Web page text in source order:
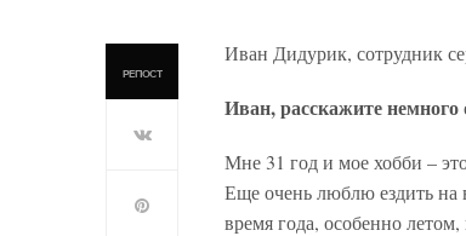
РЕПОСТ
Иван Дидурик, сотрудник
Иван, расскажите немного
Мне 31 год и мое хобби –
Еще очень люблю ездить на
время года, особенно